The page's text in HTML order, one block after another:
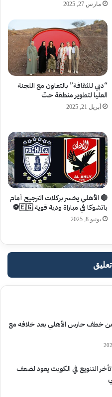
مارس 27, 2025
“دبي للثقافة” بالتعاون مع اللجنة
العليا لتطوير منطقة حتّ
أبريل 21, 2025
🔴 الأهلي يخسر بركلات الترجيح أمام
باتشوكا في مباراة ودية قوية 🇪🇬⚽️
يونيو 8, 2025
من خطف حارس الأهلي بعد خلافه مع
التنويع في الكويت يعود لضعف